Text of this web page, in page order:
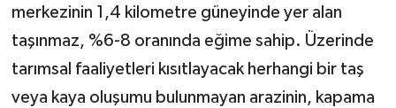
merkezinin 1,4 kilometre güneyinde yer alan
taşınmaz, %6-8 oranında eğime sahip. Üzerinde
tarımsal faaliyetleri kısıtlayacak herhangi bir taş
veya kaya oluşumu bulunmayan arazinin, kapama